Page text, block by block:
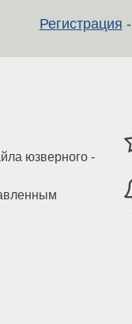
Регистрация -
юзверного -